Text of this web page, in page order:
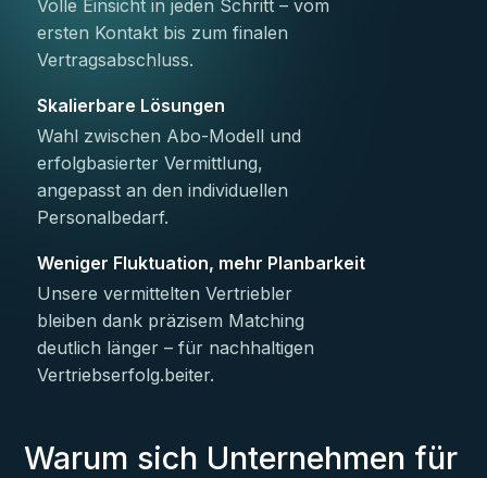
Volle Einsicht in jeden Schritt – vom
ersten Kontakt bis zum finalen
Vertragsabschluss.
Skalierbare Lösungen
Wahl zwischen Abo-Modell und
erfolgbasierter Vermittlung,
angepasst an den individuellen
Personalbedarf.
Weniger Fluktuation, mehr Planbarkeit
Unsere vermittelten Vertriebler
bleiben dank präzisem Matching
deutlich länger – für nachhaltigen
Vertriebserfolg.beiter.
Warum sich Unternehmen für